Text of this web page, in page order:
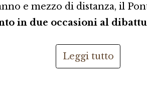
e mezzo di distanza, il
in due occasioni al
Leggi tutto